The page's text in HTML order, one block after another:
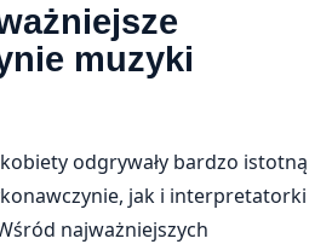
muzyki
odgrywały bardzo istotną
jak i interpretatorki
najważniejszych